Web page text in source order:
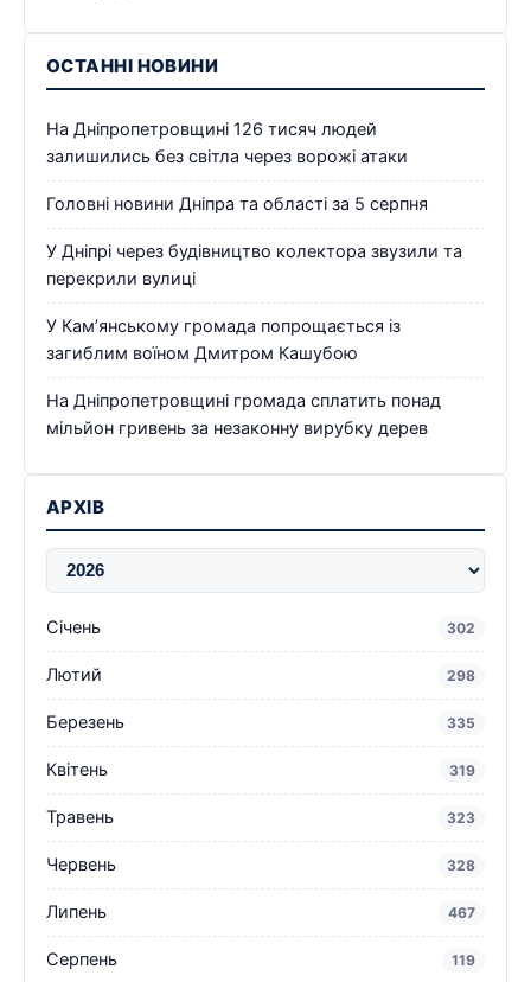
ОСТАННІ НОВИНИ
На Дніпропетровщині 126 тисяч людей
залишились без світла через ворожі атаки
Головні новини Дніпра та області за 5 серпня
У Дніпрі через будівництво колектора звузили та
перекрили вулиці
У Кам’янському громада попрощається із
загиблим воїном Дмитром Кашубою
На Дніпропетровщині громада сплатить понад
мільйон гривень за незаконну вирубку дерев
АРХІВ
Січень 302
Лютий 298
Березень 335
Квітень 319
Травень 323
Червень 328
Липень 467
Серпень 119